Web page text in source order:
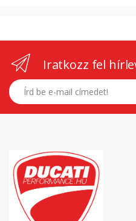
Iratkozz fel
E-mail címed